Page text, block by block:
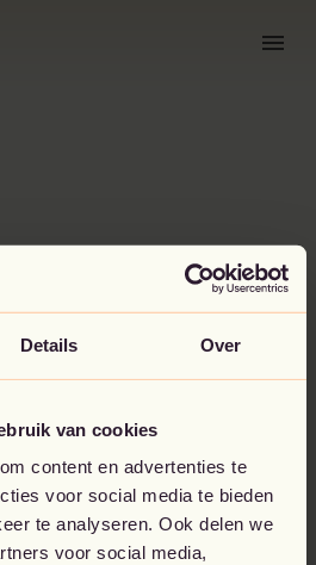
Details Over
van cookies
content en advertenties te
voor social media te bieden
te analyseren. Ook delen we
voor social media,
menu
misgelopen.
zoekt, lijkt niet te bestaan.